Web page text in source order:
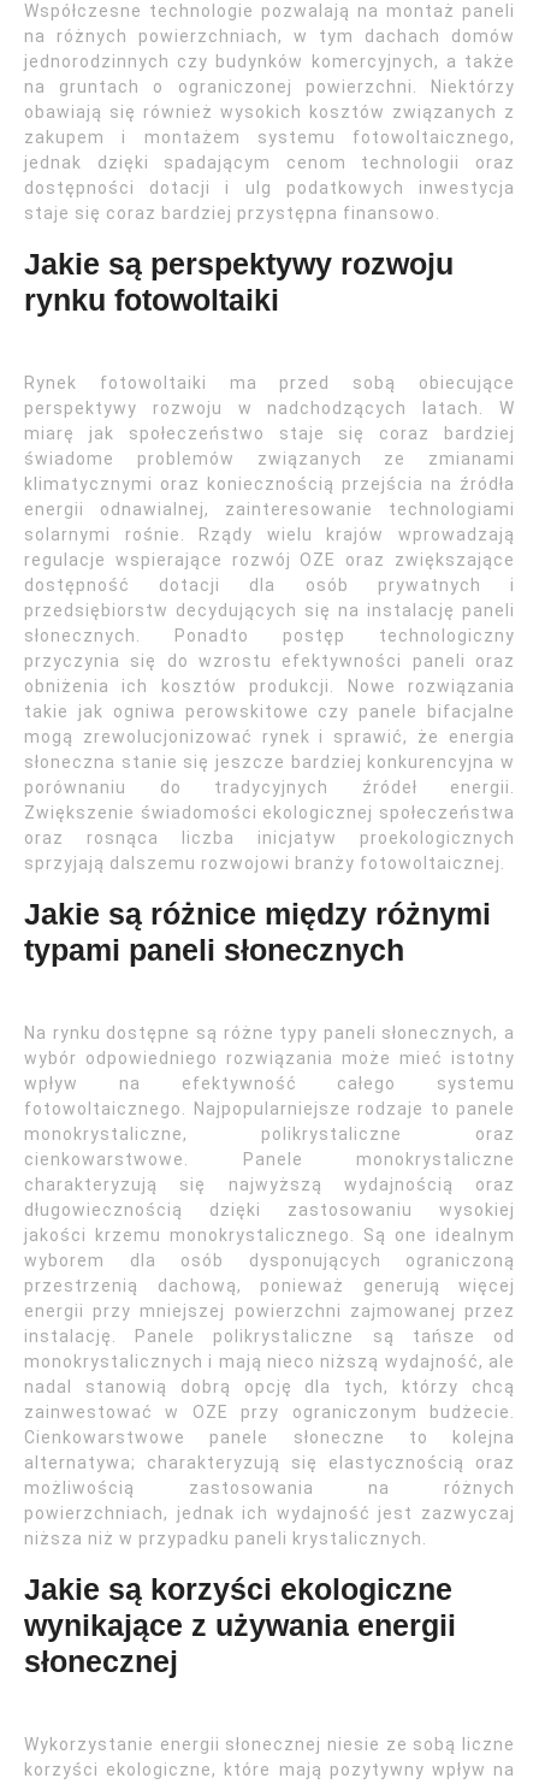
Współczesne technologie pozwalają na montaż paneli
na różnych powierzchniach, w tym dachach domów
jednorodzinnych czy budynków komercyjnych, a także
na gruntach o ograniczonej powierzchni. Niektórzy
obawiają się również wysokich kosztów związanych z
zakupem i montażem systemu fotowoltaicznego,
jednak dzięki spadającym cenom technologii oraz
dostępności dotacji i ulg podatkowych inwestycja
staje się coraz bardziej przystępna finansowo.
Jakie są perspektywy rozwoju
rynku fotowoltaiki
Rynek fotowoltaiki ma przed sobą obiecujące
perspektywy rozwoju w nadchodzących latach. W
miarę jak społeczeństwo staje się coraz bardziej
świadome problemów związanych ze zmianami
klimatycznymi oraz koniecznością przejścia na źródła
energii odnawialnej, zainteresowanie technologiami
solarnymi rośnie. Rządy wielu krajów wprowadzają
regulacje wspierające rozwój OZE oraz zwiększające
dostępność dotacji dla osób prywatnych i
przedsiębiorstw decydujących się na instalację paneli
słonecznych. Ponadto postęp technologiczny
przyczynia się do wzrostu efektywności paneli oraz
obniżenia ich kosztów produkcji. Nowe rozwiązania
takie jak ogniwa perowskitowe czy panele bifacjalne
mogą zrewolucjonizować rynek i sprawić, że energia
słoneczna stanie się jeszcze bardziej konkurencyjna w
porównaniu do tradycyjnych źródeł energii.
Zwiększenie świadomości ekologicznej społeczeństwa
oraz rosnąca liczba inicjatyw proekologicznych
sprzyjają dalszemu rozwojowi branży fotowoltaicznej.
Jakie są różnice między różnymi
typami paneli słonecznych
Na rynku dostępne są różne typy paneli słonecznych, a
wybór odpowiedniego rozwiązania może mieć istotny
wpływ na efektywność całego systemu
fotowoltaicznego. Najpopularniejsze rodzaje to panele
monokrystaliczne, polikrystaliczne oraz
cienkowarstwowe. Panele monokrystaliczne
charakteryzują się najwyższą wydajnością oraz
długowiecznością dzięki zastosowaniu wysokiej
jakości krzemu monokrystalicznego. Są one idealnym
wyborem dla osób dysponujących ograniczoną
przestrzenią dachową, ponieważ generują więcej
energii przy mniejszej powierzchni zajmowanej przez
instalację. Panele polikrystaliczne są tańsze od
monokrystalicznych i mają nieco niższą wydajność, ale
nadal stanowią dobrą opcję dla tych, którzy chcą
zainwestować w OZE przy ograniczonym budżecie.
Cienkowarstwowe panele słoneczne to kolejna
alternatywa; charakteryzują się elastycznością oraz
możliwością zastosowania na różnych
powierzchniach, jednak ich wydajność jest zazwyczaj
niższa niż w przypadku paneli krystalicznych.
Jakie są korzyści ekologiczne
wynikające z używania energii
słonecznej
Wykorzystanie energii słonecznej niesie ze sobą liczne
korzyści ekologiczne, które mają pozytywny wpływ na